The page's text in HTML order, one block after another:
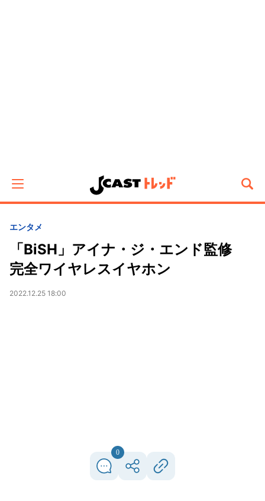
エンタメ
「BiSH」アイナ・ジ・エンド監修
完全ワイヤレスイヤホン
2022.12.25 18:00
0